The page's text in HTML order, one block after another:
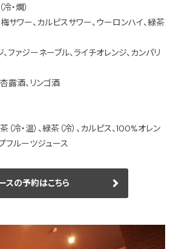
・燗）
梅サワー、カルピスサワー、ウーロンハイ、緑茶
、ファジーネーブル、ライチオレンジ、カンパリ
杏露酒、リンゴ酒
（冷・温）、緑茶（冷）、カルピス、100%オレン
フルーツジュース
スの予約はこちら